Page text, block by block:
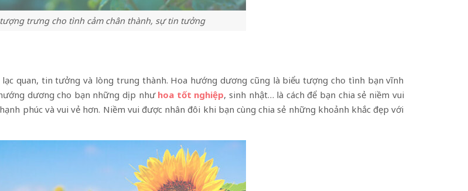
trưng cho tình cảm chân thành, sự tin tưởng
quan, tin tưởng và lòng trung thành. Hoa hướng dương cũng là biểu tượng cho tình bạn vĩnh
dương cho bạn những dịp nhưhoa tốt nghiệp, sinh nhật… là cách để bạn chia sẻ niềm vui
phúc và vui vẻ hơn. Niềm vui được nhân đôi khi bạn cùng chia sẻ những khoảnh khắc đẹp với